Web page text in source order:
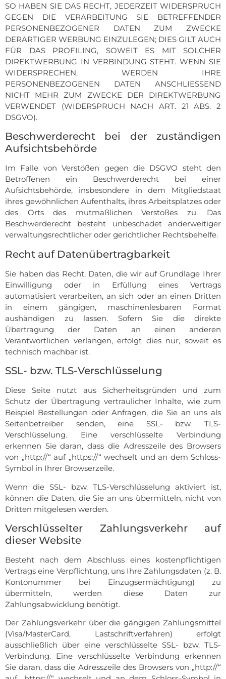
SO HABEN SIE DAS RECHT, JEDERZEIT WIDERSPRUCH
GEGEN DIE VERARBEITUNG SIE BETREFFENDER
PERSONENBEZOGENER DATEN ZUM ZWECKE
DERARTIGER WERBUNG EINZULEGEN; DIES GILT AUCH
FÜR DAS PROFILING, SOWEIT ES MIT SOLCHER
DIREKTWERBUNG IN VERBINDUNG STEHT. WENN SIE
WIDERSPRECHEN, WERDEN IHRE
PERSONENBEZOGENEN DATEN ANSCHLIESSEND
NICHT MEHR ZUM ZWECKE DER DIREKTWERBUNG
VERWENDET (WIDERSPRUCH NACH ART. 21 ABS. 2
DSGVO).
Beschwerde­recht bei der zuständigen
Aufsichts­behörde
Im Falle von Verstößen gegen die DSGVO steht den
Betroffenen ein Beschwerderecht bei einer
Aufsichtsbehörde, insbesondere in dem Mitgliedstaat
ihres gewöhnlichen Aufenthalts, ihres Arbeitsplatzes oder
des Orts des mutmaßlichen Verstoßes zu. Das
Beschwerderecht besteht unbeschadet anderweitiger
verwaltungsrechtlicher oder gerichtlicher Rechtsbehelfe.
Recht auf Daten­übertrag­barkeit
Sie haben das Recht, Daten, die wir auf Grundlage Ihrer
Einwilligung oder in Erfüllung eines Vertrags
automatisiert verarbeiten, an sich oder an einen Dritten
in einem gängigen, maschinenlesbaren Format
aushändigen zu lassen. Sofern Sie die direkte
Übertragung der Daten an einen anderen
Verantwortlichen verlangen, erfolgt dies nur, soweit es
technisch machbar ist.
SSL- bzw. TLS-Verschlüsselung
Diese Seite nutzt aus Sicherheitsgründen und zum
Schutz der Übertragung vertraulicher Inhalte, wie zum
Beispiel Bestellungen oder Anfragen, die Sie an uns als
Seitenbetreiber senden, eine SSL- bzw. TLS-
Verschlüsselung. Eine verschlüsselte Verbindung
erkennen Sie daran, dass die Adresszeile des Browsers
von „http://“ auf „https://“ wechselt und an dem Schloss-
Symbol in Ihrer Browserzeile.
Wenn die SSL- bzw. TLS-Verschlüsselung aktiviert ist,
können die Daten, die Sie an uns übermitteln, nicht von
Dritten mitgelesen werden.
Verschlüsselter Zahlungsverkehr auf
dieser Website
Besteht nach dem Abschluss eines kostenpflichtigen
Vertrags eine Verpflichtung, uns Ihre Zahlungsdaten (z. B.
Kontonummer bei Einzugsermächtigung) zu
übermitteln, werden diese Daten zur
Zahlungsabwicklung benötigt.
Der Zahlungsverkehr über die gängigen Zahlungsmittel
(Visa/MasterCard, Lastschriftverfahren) erfolgt
ausschließlich über eine verschlüsselte SSL- bzw. TLS-
Verbindung. Eine verschlüsselte Verbindung erkennen
Sie daran, dass die Adresszeile des Browsers von „http://“